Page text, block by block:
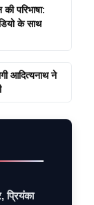
परिभाषा:
के साथ
आदित्यनाथ ने
प्रियंका